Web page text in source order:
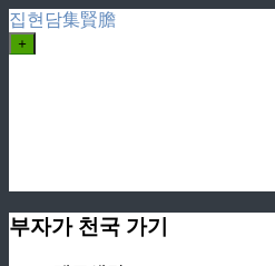
집현담集賢膽
+
부자가 천국 가기